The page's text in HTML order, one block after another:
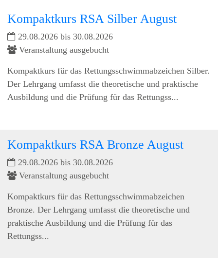
Kompaktkurs RSA Silber August
29.08.2026 bis 30.08.2026
Veranstaltung ausgebucht
Kompaktkurs für das Rettungsschwimmabzeichen Silber.
Der Lehrgang umfasst die theoretische und praktische
Ausbildung und die Prüfung für das Rettungss...
Kompaktkurs RSA Bronze August
29.08.2026 bis 30.08.2026
Veranstaltung ausgebucht
Kompaktkurs für das Rettungsschwimmabzeichen
Bronze. Der Lehrgang umfasst die theoretische und
praktische Ausbildung und die Prüfung für das
Rettungss...